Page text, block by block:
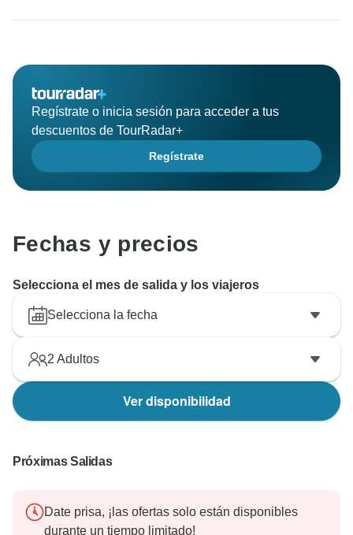
Regístrate o inicia sesión para acceder a tus
descuentos de TourRadar+
Regístrate
Fechas y precios
Selecciona el mes de salida y los viajeros
Selecciona la fecha
2 Adultos
Ver disponibilidad
Próximas Salidas
Date prisa, ¡las ofertas solo están disponibles
durante un tiempo limitado!